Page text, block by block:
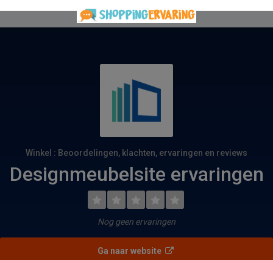
Winkel : Beoordelingen, klachten, ervaringen en reviews
Designmeubelsite ervaringen
Nog geen ervaringen
Ga naar website